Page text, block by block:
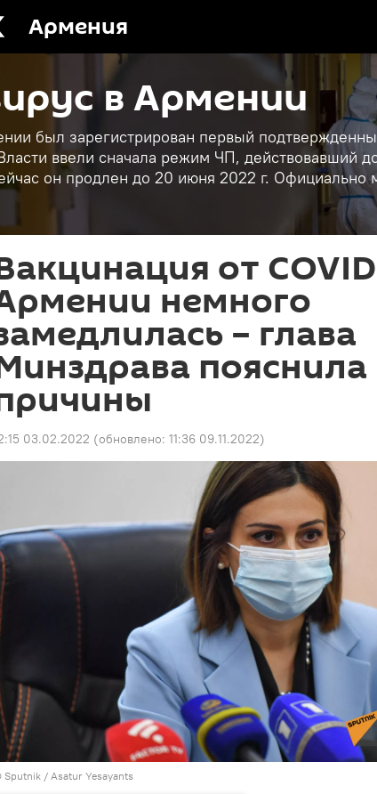
Армения
в Армении
был зарегистрирован первый
ввели сначала режим ЧП, действовавший
он продлен до 20 июня 2022 г.
от
немного
– глава
пояснила
03.02.2022 (обновлено: 11:36 09.11.2022)
Sputnik / Asatur Yesayants